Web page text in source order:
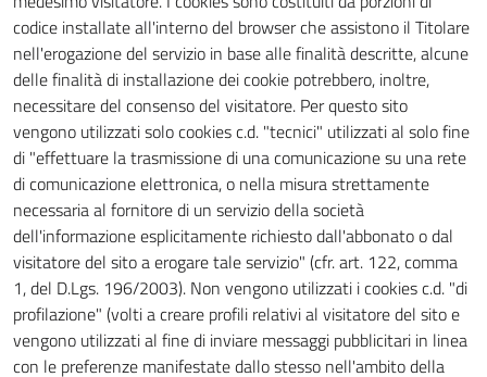
codice installate all'interno del browser che assistono il Titolare
nell'erogazione del servizio in base alle finalità descritte, alcune
delle finalità di installazione dei cookie potrebbero, inoltre,
necessitare del consenso del visitatore. Per questo sito
vengono utilizzati solo cookies c.d. "tecnici" utilizzati al solo fine
di "effettuare la trasmissione di una comunicazione su una rete
di comunicazione elettronica, o nella misura strettamente
necessaria al fornitore di un servizio della società
dell'informazione esplicitamente richiesto dall'abbonato o dal
visitatore del sito a erogare tale servizio" (cfr. art. 122, comma
1, del D.Lgs. 196/2003). Non vengono utilizzati i cookies c.d. "di
profilazione" (volti a creare profili relativi al visitatore del sito e
vengono utilizzati al fine di inviare messaggi pubblicitari in linea
con le preferenze manifestate dallo stesso nell'ambito della